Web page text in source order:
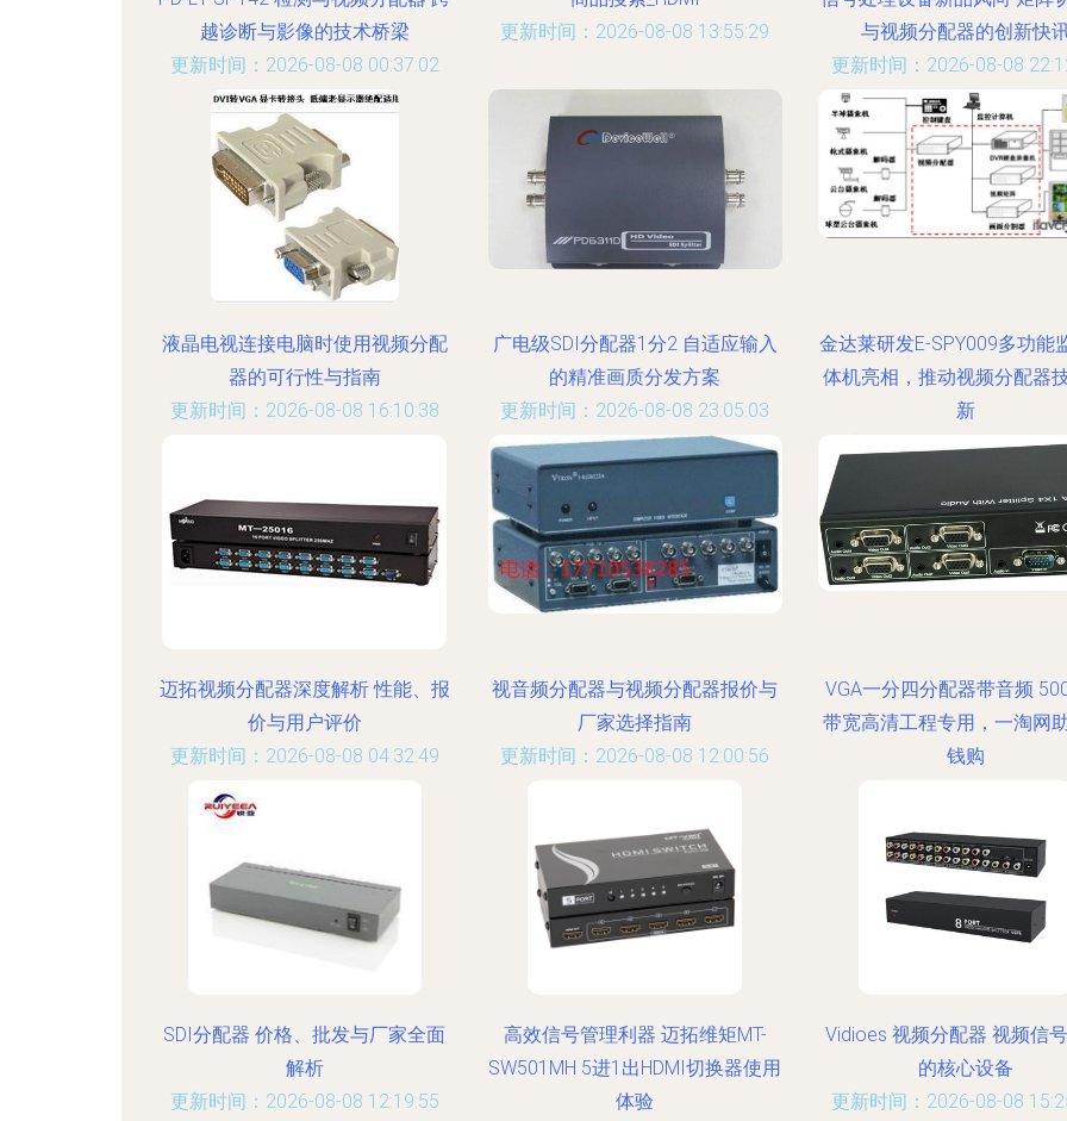
越诊断与影像的技术桥梁
更新时间：2026-08-08 00:37:02
更新时间：2026-08-08 13:55:29
与视频分配器的创新快
更新时间：2026-08-08
液晶电视连接电脑时使用视频分配
器的可行性与指南
更新时间：2026-08-08 16:10:38
广电级SDI分配器1分2 自适应输入
的精准画质分发方案
更新时间：2026-08-08 23:05:03
金达莱研发E-SPY009多功能
体机亮相，推动视频分配器
新
更新时间：2026-08-08
迈拓视频分配器深度解析 性能、报
价与用户评价
更新时间：2026-08-08 04:32:49
视音频分配器与视频分配器报价与
厂家选择指南
更新时间：2026-08-08 12:00:56
VGA一分四分配器带音频
带宽高清工程专用，一淘网
钱购
SDI分配器 价格、批发与厂家全面
解析
更新时间：2026-08-08 12:19:55
高效信号管理利器 迈拓维矩MT-
SW501MH 5进1出HDMI切换器使用
体验
Vidioes 视频分配器 视频信
的核心设备
更新时间：2026-08-08